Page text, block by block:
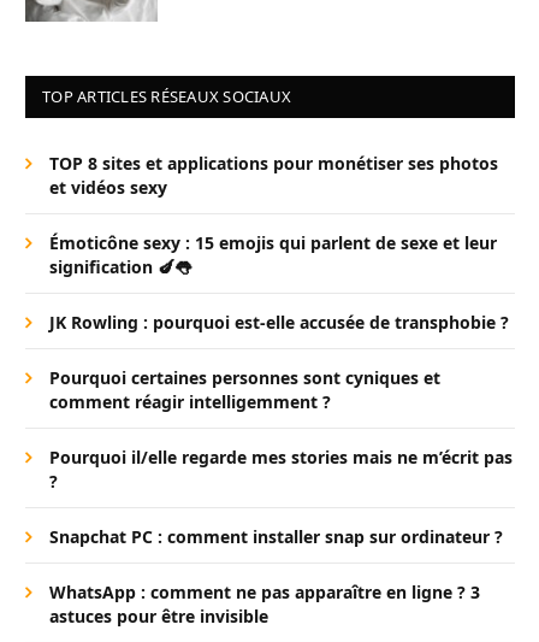
TOP ARTICLES RÉSEAUX SOCIAUX
TOP 8 sites et applications pour monétiser ses photos
et vidéos sexy
Émoticône sexy : 15 emojis qui parlent de sexe et leur
signification 🍆👅
JK Rowling : pourquoi est-elle accusée de transphobie ?
Pourquoi certaines personnes sont cyniques et
comment réagir intelligemment ?
Pourquoi il/elle regarde mes stories mais ne m’écrit pas
?
Snapchat PC : comment installer snap sur ordinateur ?
WhatsApp : comment ne pas apparaître en ligne ? 3
astuces pour être invisible